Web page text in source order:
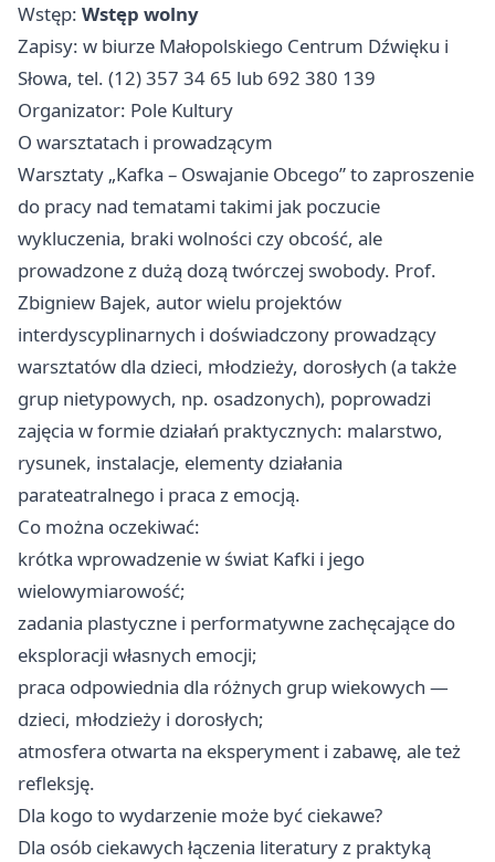
Wstęp: Wstęp wolny
Zapisy: w biurze Małopolskiego Centrum Dźwięku i
Słowa, tel. (12) 357 34 65 lub 692 380 139
Organizator: Pole Kultury
O warsztatach i prowadzącym
Warsztaty „Kafka – Oswajanie Obcego” to zaproszenie
do pracy nad tematami takimi jak poczucie
wykluczenia, braki wolności czy obcość, ale
prowadzone z dużą dozą twórczej swobody. Prof.
Zbigniew Bajek, autor wielu projektów
interdyscyplinarnych i doświadczony prowadzący
warsztatów dla dzieci, młodzieży, dorosłych (a także
grup nietypowych, np. osadzonych), poprowadzi
zajęcia w formie działań praktycznych: malarstwo,
rysunek, instalacje, elementy działania
parateatralnego i praca z emocją.
Co można oczekiwać:
krótka wprowadzenie w świat Kafki i jego
wielowymiarowość;
zadania plastyczne i performatywne zachęcające do
eksploracji własnych emocji;
praca odpowiednia dla różnych grup wiekowych —
dzieci, młodzieży i dorosłych;
atmosfera otwarta na eksperyment i zabawę, ale też
refleksję.
Dla kogo to wydarzenie może być ciekawe?
Dla osób ciekawych łączenia literatury z praktyką